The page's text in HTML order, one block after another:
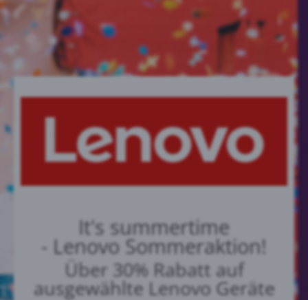
It's summertime
- Lenovo Sommeraktion!
Über 30% Rabatt auf
ausgewählte Lenovo Geräte